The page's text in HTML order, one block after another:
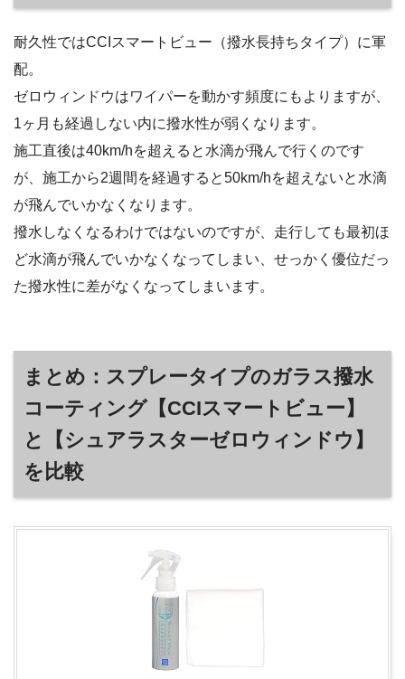
耐久性ではCCIスマートビュー（撥水長持ちタイプ）に軍
配。
ゼロウィンドウはワイパーを動かす頻度にもよりますが、
1ヶ月も経過しない内に撥水性が弱くなります。
施工直後は40km/hを超えると水滴が飛んで行くのです
が、施工から2週間を経過すると50km/hを超えないと水滴
が飛んでいかなくなります。
撥水しなくなるわけではないのですが、走行しても最初ほ
ど水滴が飛んでいかなくなってしまい、せっかく優位だっ
た撥水性に差がなくなってしまいます。
まとめ：スプレータイプのガラス撥水
コーティング【CCIスマートビュー】
と【シュアラスターゼロウィンドウ】
を比較